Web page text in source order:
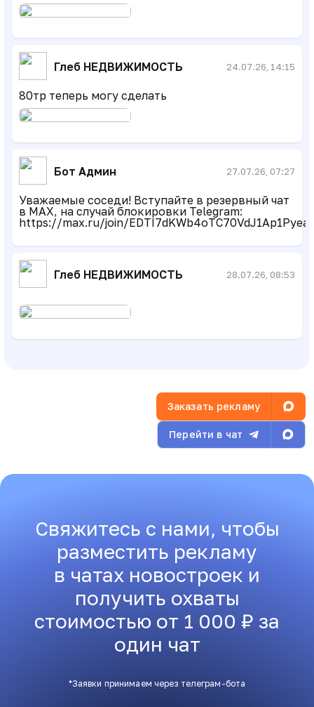
Глеб НЕДВИЖИМОСТЬ 28.07.26, 08:53
Бот Админ 27.07.26, 07:27
Уважаемые соседи! Вступайте в резервный чат
в MAX, на случай блокировки Telegram:
https://max.ru/join/
Глеб НЕДВИЖИМОСТЬ 24.07.26, 14:15
80тр теперь могу сделать
Заказать рекламу
Перейти в чат
Свяжитесь с нами, чтобы
разместить рекламу
в чатах новостроек и
получить охваты
стоимостью от 1 000 ₽ за
один чат
*Заявки принимаем через телеграм-бота